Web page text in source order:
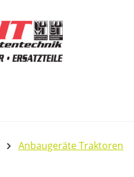
Anbaugeräte Traktoren